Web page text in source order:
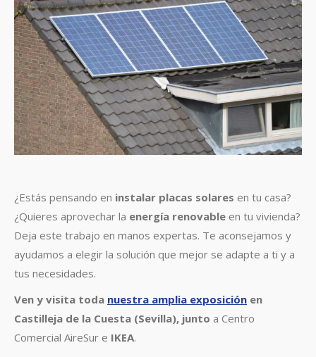
¿Estás pensando en instalar placas solares en tu casa?
¿Quieres aprovechar la energía renovable en tu vivienda?
Deja este trabajo en manos expertas. Te aconsejamos y
ayudamos a elegir la solución que mejor se adapte a ti y a
tus necesidades.
Ven y visita toda nuestra amplia exposición en
Castilleja de la Cuesta (Sevilla), junto a Centro
Comercial AireSur e IKEA.